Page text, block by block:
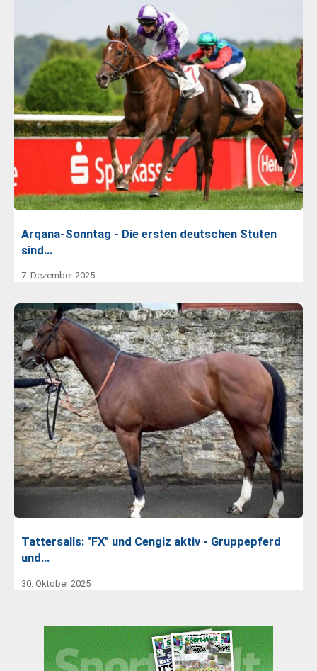
Arqana-Sonntag - Die ersten deutschen Stuten
sind…
7. Dezember 2025
Tattersalls: "FX" und Cengiz aktiv - Gruppepferd
und…
30. Oktober 2025